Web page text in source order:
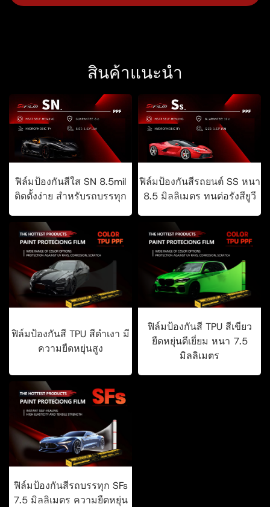
สินค้าแนะนำ
ฟิล์มป้องกันสีใส SN 8.5mil
ติดตั้งง่าย สำหรับรถบรรทุก
ฟิล์มป้องกันสีรถยนต์ SS หนา
8.5 มิลลิเมตร ทนต่อรังสียูวี
ฟิล์มป้องกันสี TPU สีดำเงา มี
ความยืดหยุ่นสูง
ฟิล์มป้องกันสี TPU สีเขียว
ยืดหยุ่นดีเยี่ยม หนา 7.5
มิลลิเมตร
ฟิล์มป้องกันสีรถบรรทุก SFs
7.5 มิลลิเมตร ความยืดหยุ่น